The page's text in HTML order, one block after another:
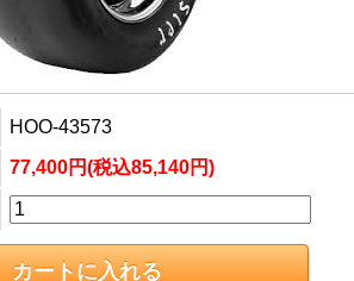
HOO-43573
77,400円(税込85,140円)